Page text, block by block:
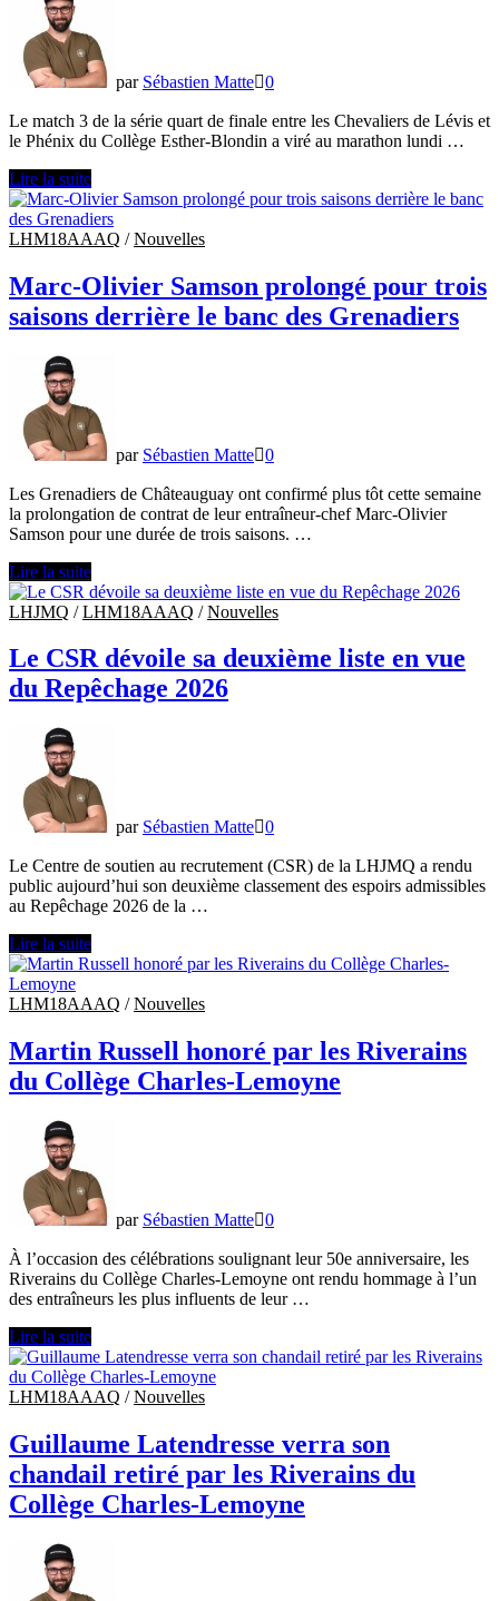
par Sébastien Matte 0
Le match 3 de la série quart de finale entre les Chevaliers de Lévis et
le Phénix du Collège Esther-Blondin a viré au marathon lundi …
Le
Phénix
remporte
le
match
le
plus
l’histoire
LHM18AAAQ
Lire la suite
LHM18AAAQ /Nouvelles
Marc-Olivier Samson prolongé pour trois
saisons derrière le banc des Grenadiers
par Sébastien Matte 0
Les Grenadiers de Châteauguay ont confirmé plus tôt cette semaine
la prolongation de contrat de leur entraîneur-chef Marc-Olivier
Samson pour une durée de trois saisons. …
Marc-
Olivier
Samson
pour
trois
saisons
Grenadiers
Lire la suite
LHJMQ /LHM18AAAQ /Nouvelles
Le CSR dévoile sa deuxième liste en vue
du Repêchage 2026
par Sébastien Matte 0
Le Centre de soutien au recrutement (CSR) de la LHJMQ a rendu
public aujourd’hui son deuxième classement des espoirs admissibles
au Repêchage 2026 de la …
Le
CSR
dévoile
sa
liste
en
vue
Repêchage
Lire la suite
LHM18AAAQ /Nouvelles
Martin Russell honoré par les Riverains
du Collège Charles-Lemoyne
par Sébastien Matte 0
À l’occasion des célébrations soulignant leur 50e anniversaire, les
Riverains du Collège Charles-Lemoyne ont rendu hommage à l’un
des entraîneurs les plus influents de leur …
Martin
Russell
honoré
par
Riverains
du
Collège
Charles-
Lemoyne
Lire la suite
LHM18AAAQ /Nouvelles
Guillaume Latendresse verra son
chandail retiré par les Riverains du
Collège Charles-Lemoyne